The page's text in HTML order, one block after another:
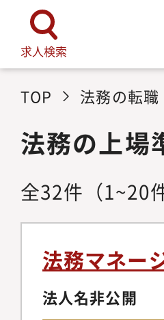
求人検索
TOP 法務の転
法務の上場
全32件 （1~20
法務マネー
法人名非公開